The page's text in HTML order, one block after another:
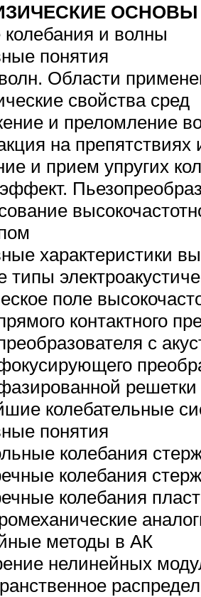
колебания и волны
понятия
Области
свойства сред
и преломление
на препятствиях
и прием упругих
характеристики
типы
поле
контактного
с
решетки
колебательные
понятия
колебания
колебания
колебания
методы в АК
нелинейных